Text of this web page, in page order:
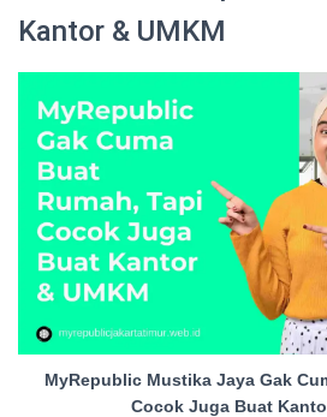
Kantor & UMKM
MyRepublic Mustika Jaya Gak
Cocok Juga Buat